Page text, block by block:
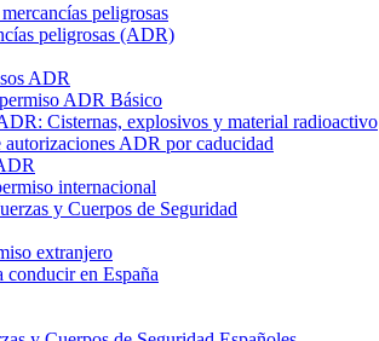
peligrosas
peligrosas (ADR)
ADR
ADR Básico
Cisternas, explosivos y material radioactivo
autorizaciones ADR por caducidad
internacional
y Cuerpos de Seguridad
extranjero
conducir en España